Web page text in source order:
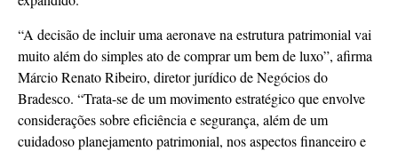
“A decisão de incluir uma aeronave na estrutura patrimonial vai
muito além do simples ato de comprar um bem de luxo”, afirma
Márcio Renato Ribeiro, diretor jurídico de Negócios do
Bradesco. “Trata-se de um movimento estratégico que envolve
considerações sobre eficiência e segurança, além de um
cuidadoso planejamento patrimonial, nos aspectos financeiro e